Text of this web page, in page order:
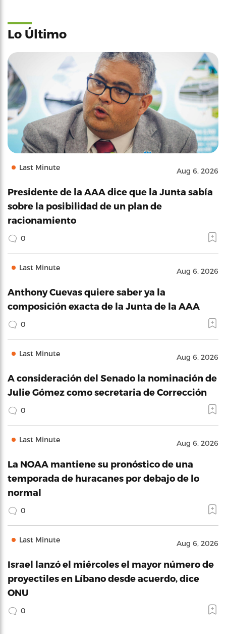
Lo Último
Last Minute Aug 6, 2026
Presidente de la AAA dice que la Junta sabía
sobre la posibilidad de un plan de
racionamiento
0
Last Minute Aug 6, 2026
Anthony Cuevas quiere saber ya la
composición exacta de la Junta de la AAA
0
Last Minute Aug 6, 2026
A consideración del Senado la nominación de
Julie Gómez como secretaria de Corrección
0
Last Minute Aug 6, 2026
La NOAA mantiene su pronóstico de una
temporada de huracanes por debajo de lo
normal
0
Last Minute Aug 6, 2026
Israel lanzó el miércoles el mayor número de
proyectiles en Líbano desde acuerdo, dice
ONU
0